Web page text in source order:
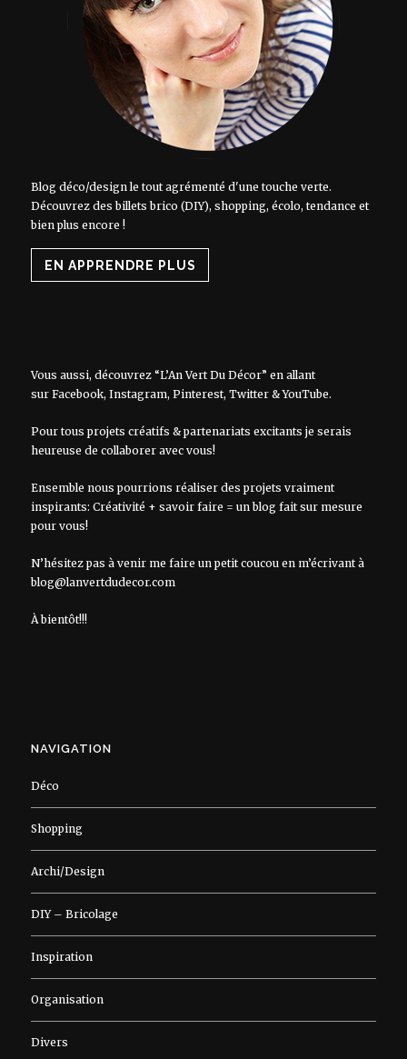
Blog déco/design le tout agrémenté d'une touche verte.
Découvrez des billets brico (DIY), shopping, écolo, tendance et
bien plus encore !
EN APPRENDRE PLUS
Vous aussi, découvrez “L’An Vert Du Décor” en allant
sur Facebook, Instagram, Pinterest, Twitter&YouTube.
Pour tous projets créatifs & partenariats excitants je serais
heureuse de collaborer avec vous!
Ensemble nous pourrions réaliser des projets vraiment
inspirants: Créativité + savoir faire = un blog fait sur mesure
pour vous!
N’hésitez pas à venir me faire un petit coucou en m’écrivant à
blog@lanvertdudecor.com
À bientôt!!!
NAVIGATION
Déco
Shopping
Archi/Design
DIY – Bricolage
Inspiration
Organisation
Divers